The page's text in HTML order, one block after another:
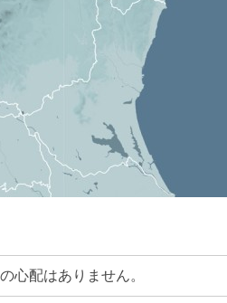
心配はありません。